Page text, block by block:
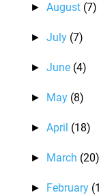
►August (7)
►July (7)
►June (4)
► May (8)
►April (18)
► March (20)
► February